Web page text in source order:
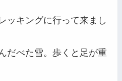
ッキングに行って来まし
だべた雪。歩くと足が重